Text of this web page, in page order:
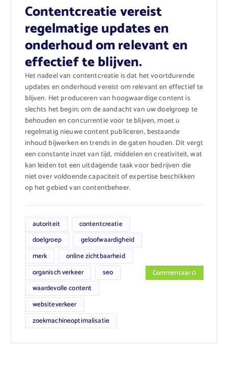
Contentcreatie vereist
regelmatige updates en
onderhoud om relevant en
effectief te blijven.
Het nadeel van contentcreatie is dat het voortdurende
updates en onderhoud vereist om relevant en effectief te
blijven. Het produceren van hoogwaardige content is
slechts het begin; om de aandacht van uw doelgroep te
behouden en concurrentie voor te blijven, moet u
regelmatig nieuwe content publiceren, bestaande
inhoud bijwerken en trends in de gaten houden. Dit vergt
een constante inzet van tijd, middelen en creativiteit, wat
kan leiden tot een uitdagende taak voor bedrijven die
niet over voldoende capaciteit of expertise beschikken
op het gebied van contentbeheer.
autoriteit
contentcreatie
doelgroep
geloofwaardigheid
merk
online zichtbaarheid
organisch verkeer
seo
waardevolle content
websiteverkeer
zoekmachineoptimalisatie
Commentaar 0